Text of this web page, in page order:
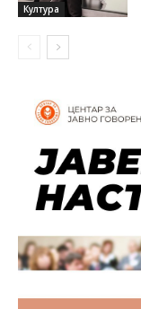
Култура